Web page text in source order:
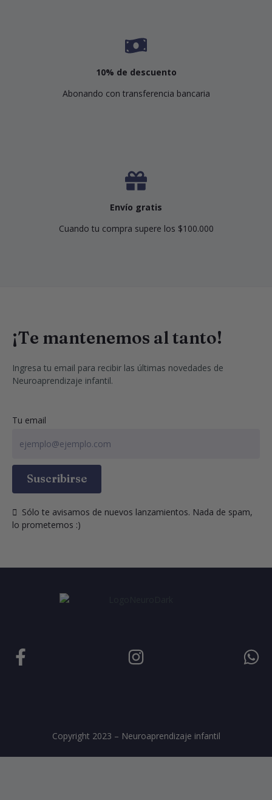
10% de descuento
Abonando con transferencia bancaria
Envío gratis
Cuando tu compra supere los $100.000
¡Te mantenemos al tanto!
Ingresa tu email para recibir las últimas novedades de
Neuroaprendizaje infantil.
Tu email
Suscribirse
  Sólo te avisamos de nuevos lanzamientos. Nada de spam,
lo prometemos :)
Copyright 2023 – Neuroaprendizaje infantil